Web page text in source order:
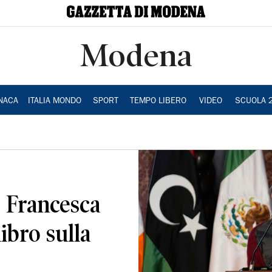
Modena
ITALIA MONDO SPORT TEMPO LIBERO VIDEO SCUOLA
sulla